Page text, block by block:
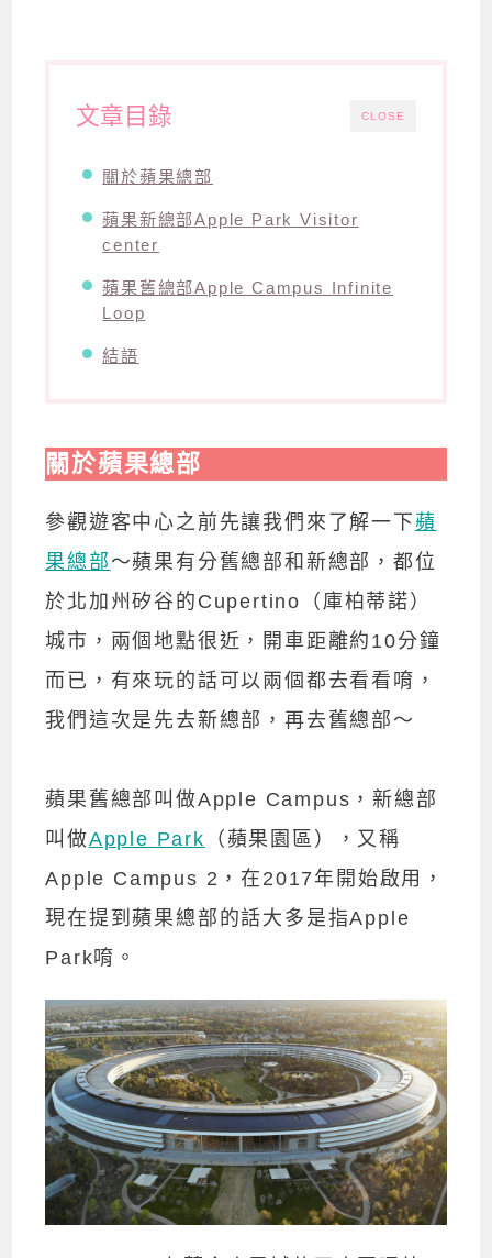
CLOSE
文章目錄
關於蘋果總部
蘋果新總部Apple Park Visitor
center
蘋果舊總部Apple Campus Infinite
Loop
結語
關於蘋果總部
參觀遊客中心之前先讓我們來了解一下蘋
果總部 ～蘋果有分舊總部和新總部，都位
於北加州矽谷的Cupertino（庫柏蒂諾）
城市，兩個地點很近，開車距離約10分鐘
而已，有來玩的話可以兩個都去看看唷，
我們這次是先去新總部，再去舊總部～
蘋果舊總部叫做Apple Campus，新總部
叫做Apple Park （蘋果園區），又稱
Apple Campus 2，在2017年開始啟用，
現在提到蘋果總部的話大多是指Apple
Park唷。